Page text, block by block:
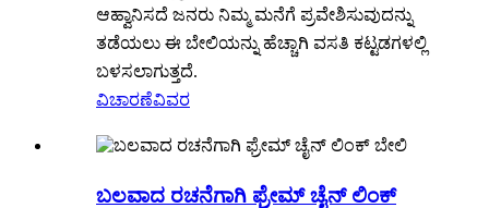
ಆಹ್ವಾನಿಸದೆ ಜನರು ನಿಮ್ಮ ಮನೆಗೆ ಪ್ರವೇಶಿಸುವುದನ್ನು
ತಡೆಯಲು ಈ ಬೇಲಿಯನ್ನು ಹೆಚ್ಚಾಗಿ ವಸತಿ ಕಟ್ಟಡಗಳಲ್ಲಿ
ಬಳಸಲಾಗುತ್ತದೆ.
ವಿಚಾರಣೆವಿವರ
ಬಲವಾದ ರಚನೆಗಾಗಿ ಫ್ರೇಮ್ ಚೈನ್ ಲಿಂಕ್